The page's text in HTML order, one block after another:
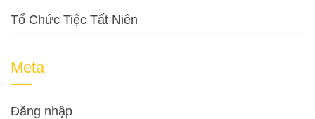
Tổ Chức Tiệc Tất Niên
Meta
Đăng nhập